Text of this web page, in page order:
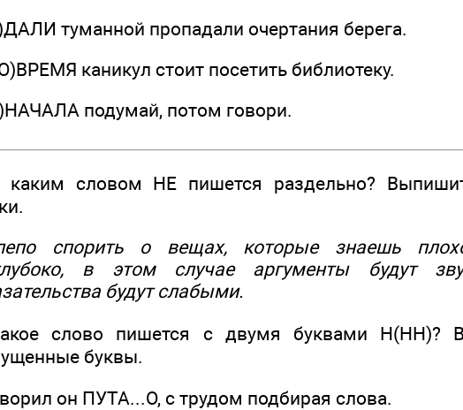
туманной пропадали очертания берега.
каникул стоит посетить библиотеку.
подумай, потом говори.
словом НЕ пишется раздельно?
спорить о вещах, которые знаешь
в этом случае аргументы будут
будут слабыми.
слово пишется с двумя буквами Н(НН)?
буквы.
он ПУТА...О, с трудом подбирая слова.